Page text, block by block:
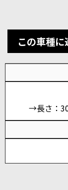
この車種
→長さ：